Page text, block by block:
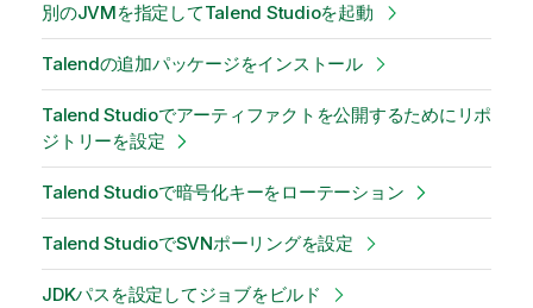
別のJVMを指定してTalend Studioを起動
Talendの追加パッケージをインストール
Talend Studioでアーティファクトを公開するためにリポ
ジトリーを設定
Talend Studioで暗号化キーをローテーション
Talend StudioでSVNポーリングを設定
JDKパスを設定してジョブをビルド